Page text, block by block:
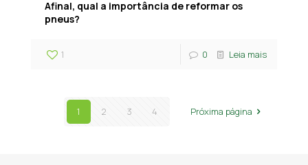
Afinal, qual a importância de reformar os
pneus?
1 0 Leia mais
1 2 3 4 Próxima página